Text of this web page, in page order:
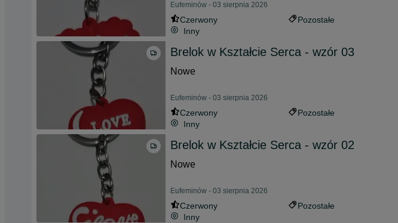
Eufeminów - 03 sierpnia 2026
Czerwony
Pozostałe
Inny
Brelok w Kształcie Serca - wzór 03
Nowe
Eufeminów - 03 sierpnia 2026
Czerwony
Pozostałe
Inny
Brelok w Kształcie Serca - wzór 02
Nowe
Eufeminów - 03 sierpnia 2026
Czerwony
Pozostałe
Inny